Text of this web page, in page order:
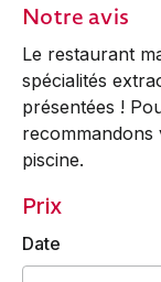
Notre avis
Le restaurant
spécialités
présentées !
recommandons
piscine.
Prix
Date